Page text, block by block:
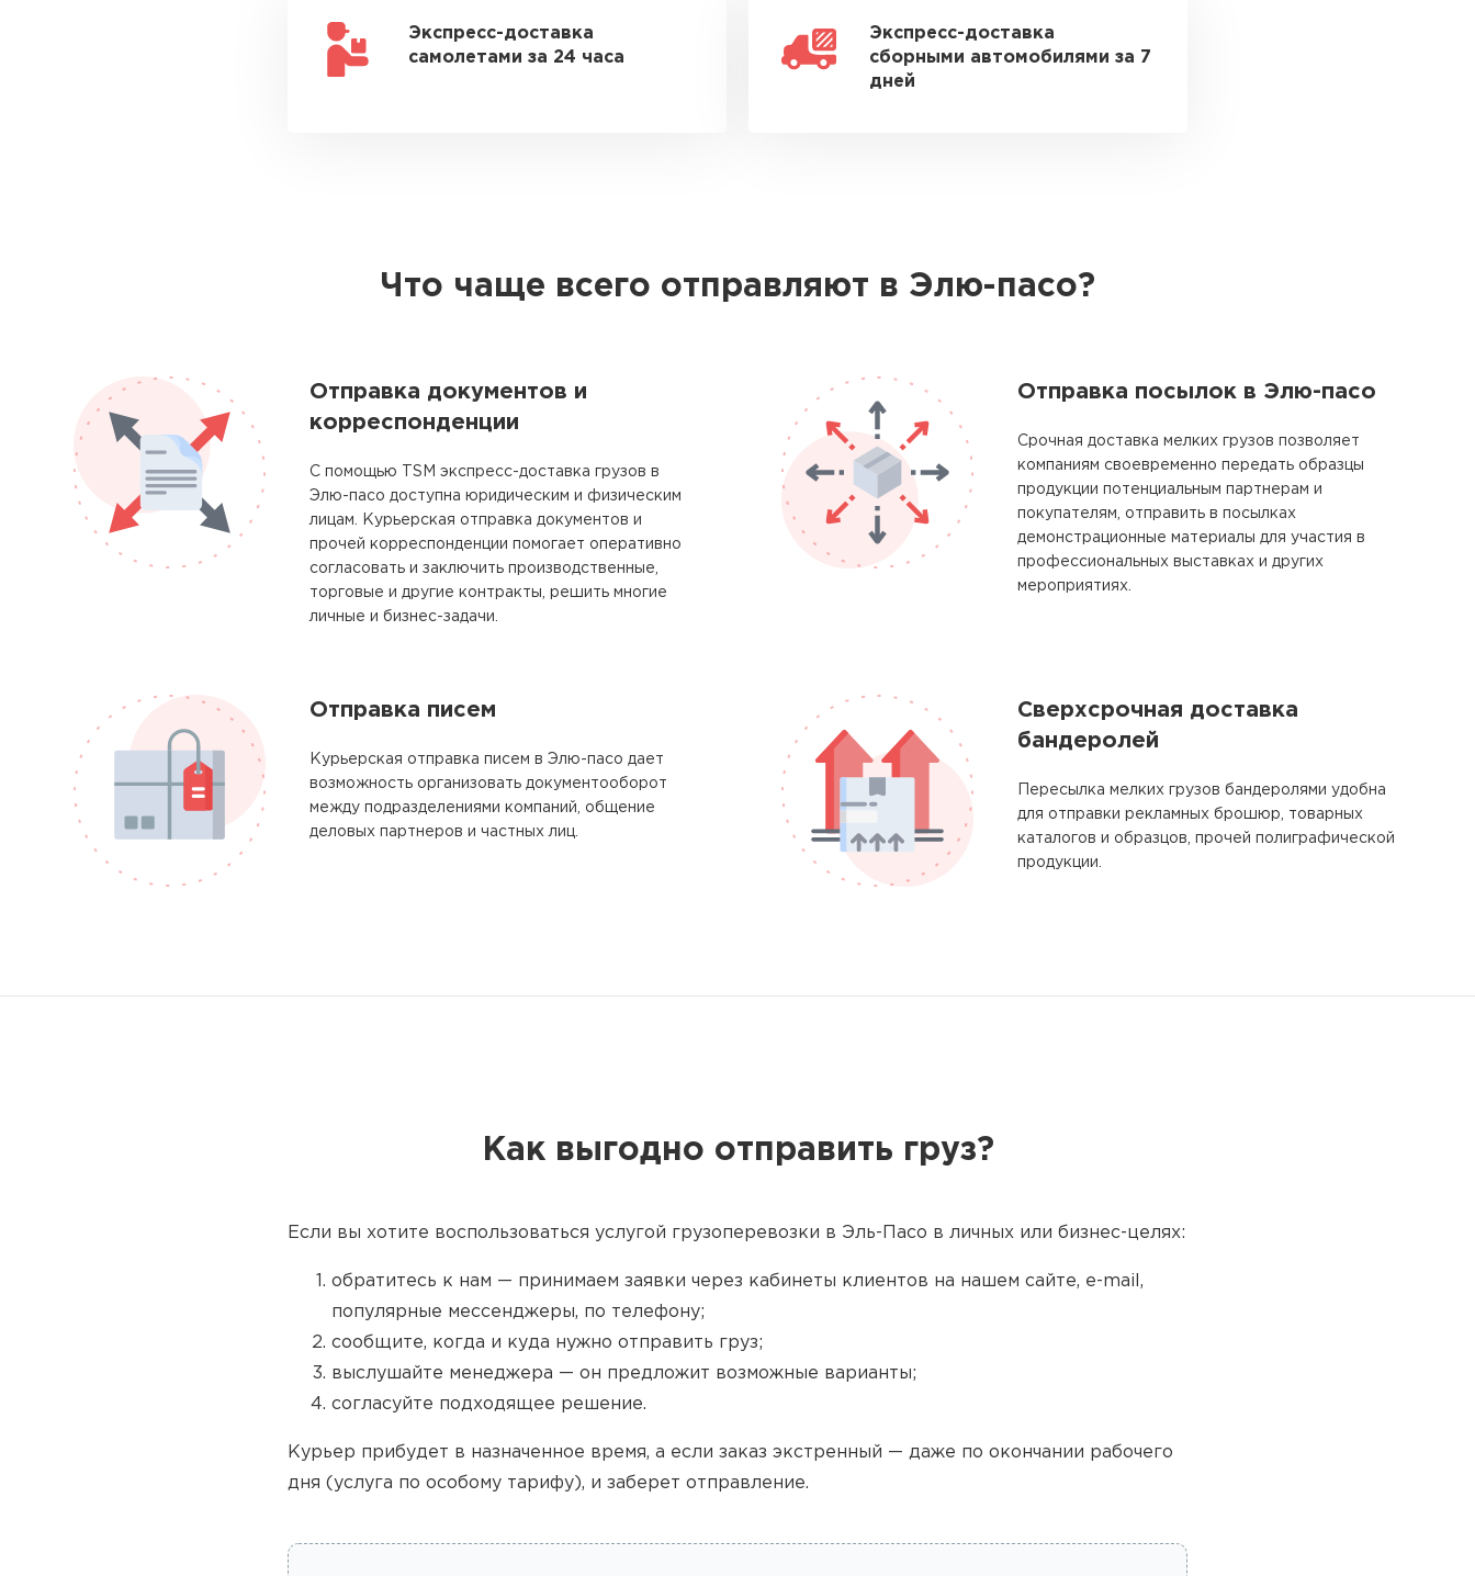
Экспресс-доставка
самолетами за 24 часа
Экспресс-доставка
сборными автомобилями за 7
дней
Что чаще всего отправляют в Элю-пасо?
Отправка документов и
корреспонденции
С помощью TSM экспресс-доставка грузов в
Элю-пасо доступна юридическим и физическим
лицам. Курьерская отправка документов и
прочей корреспонденции помогает оперативно
согласовать и заключить производственные,
торговые и другие контракты, решить многие
личные и бизнес-задачи.
Отправка посылок в Элю-пасо
Срочная доставка мелких грузов позволяет
компаниям своевременно передать образцы
продукции потенциальным партнерам и
покупателям, отправить в посылках
демонстрационные материалы для участия в
профессиональных выставках и других
мероприятиях.
Отправка писем
Курьерская отправка писем в Элю-пасо дает
возможность организовать документооборот
между подразделениями компаний, общение
деловых партнеров и частных лиц.
Сверхсрочная доставка
бандеролей
Пересылка мелких грузов бандеролями удобна
для отправки рекламных брошюр, товарных
каталогов и образцов, прочей полиграфической
продукции.
Как выгодно отправить груз?
Если вы хотите воспользоваться услугой грузоперевозки в Эль-Пасо в личных или бизнес-целях:
обратитесь к нам — принимаем заявки через кабинеты клиентов на нашем сайте, e-mail,
популярные мессенджеры, по телефону;
сообщите, когда и куда нужно отправить груз;
выслушайте менеджера — он предложит возможные варианты;
согласуйте подходящее решение.
Курьер прибудет в назначенное время, а если заказ экстренный — даже по окончании рабочего
дня (услуга по особому тарифу), и заберет отправление.